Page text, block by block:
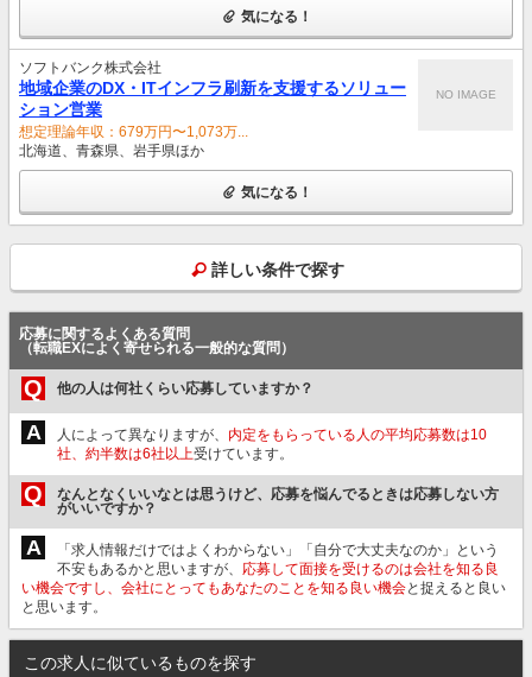
気になる！
ソフトバンク株式会社
地域企業のDX・ITインフラ刷新を支援するソリュー
ション営業
想定理論年収：679万円〜1,073万...
北海道、青森県、岩手県ほか
NO IMAGE
気になる！
詳しい条件で探す
応募に関するよくある質問
（転職EXによく寄せられる一般的な質問）
Q 他の人は何社くらい応募していますか？
A 人によって異なりますが、 内定をもらっている人の平均応募数は10
社、約半数は6社以上受けています。
Q
なんとなくいいなとは思うけど、応募を悩んでるときは応募しない方
がいいですか？
A
「求人情報だけではよくわからない」「自分で大丈夫なのか」という
不安もあるかと思いますが、 応募して面接を受けるのは会社を知る良
い機会ですし、会社にとってもあなたのことを知る良い機会と捉えると良い
と思います。
この求人に似ているものを探す